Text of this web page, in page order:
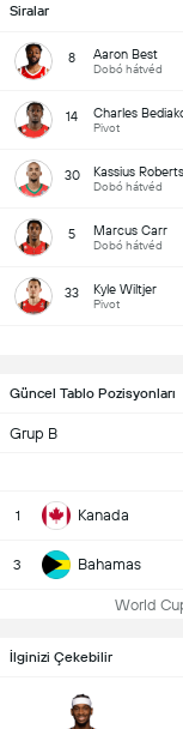
Güncel Tablo Pozisyonları
Grup B
1 Kanada
3 Bahamas
World
Siralar
8 Aaron Best
Dobó hátvéd
14 Charles
Pivot
30 Kassius
Dobó hátvéd
5 Marcus Carr
Dobó hátvéd
33 Kyle Wiltjer
Pivot
İlginizi Çekebilir